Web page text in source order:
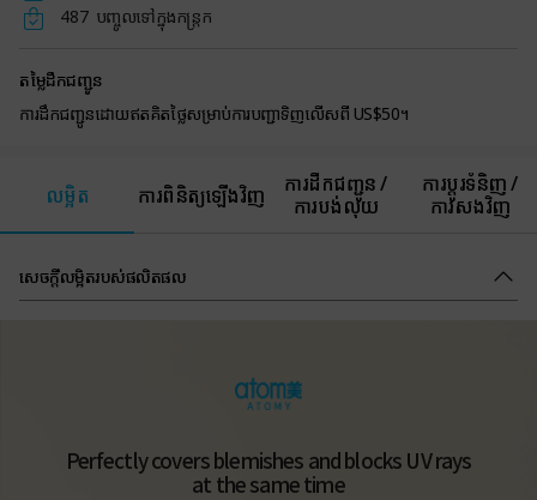
487 បញ្ចូលទៅក្នុងកន្ត្រក
តម្លៃដឹកជញ្ជូន
ការដឹកជញ្ជូនដោយឥតគិតថ្លៃសម្រាប់ការបញ្ជាទិញលើសពី US$50។
លម្អិត ការពិនិត្យឡើងវិញ
ការដឹកជញ្ជូន /
ការបង់លុយ
ការប្តូរទំនិញ /
ការសងវិញ
សេចក្ដីលម្អិតរបស់ផលិតផល
Perfectly covers blemishes and blocks UV rays
at the same time